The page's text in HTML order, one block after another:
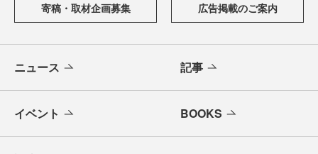
寄稿・取材企画募集 広告掲載のご案内
ニュース 記事
イベント BOOKS